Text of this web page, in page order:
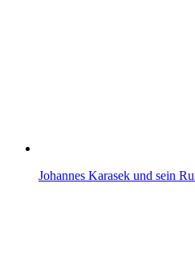
Johannes Karasek und sein